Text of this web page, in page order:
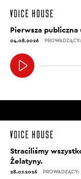
Pierwsza publiczna
04.08.2026
Straciliśmy
Żelatyny.
28.07.2026